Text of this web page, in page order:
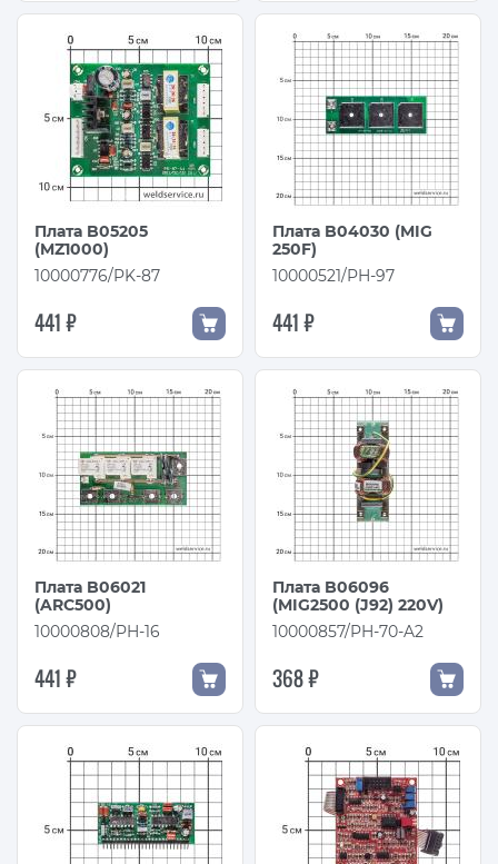
Плата B05205
(MZ1000)
10000776/PK-87
441 ₽
Плата B04030 (MIG
250F)
10000521/PH-97
441 ₽
Плата B06021
(ARC500)
10000808/PH-16
441 ₽
Плата B06096
(MIG2500 (J92) 220V)
10000857/PH-70-A2
368 ₽